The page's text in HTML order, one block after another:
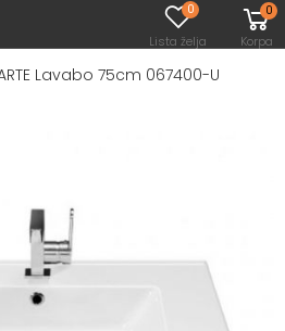
menu
0
Lista želja
0
Korpa
Lavabo 75cm 067400-U